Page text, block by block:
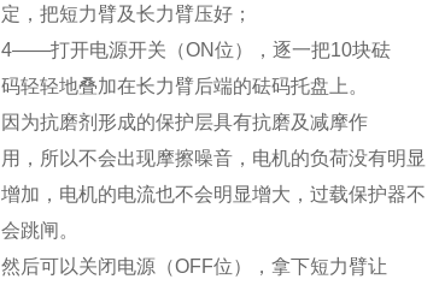
定，把短力臂及长力臂压好；
4——打开电源开关（ON位），逐一把10块砝
码轻轻地叠加在长力臂后端的砝码托盘上。
因为抗磨剂形成的保护层具有抗磨及减摩作
用，所以不会出现摩擦噪音，电机的负荷没有明显
增加，电机的电流也不会明显增大，过载保护器不
会跳闸。
然后可以关闭电源（OFF位），拿下短力臂让